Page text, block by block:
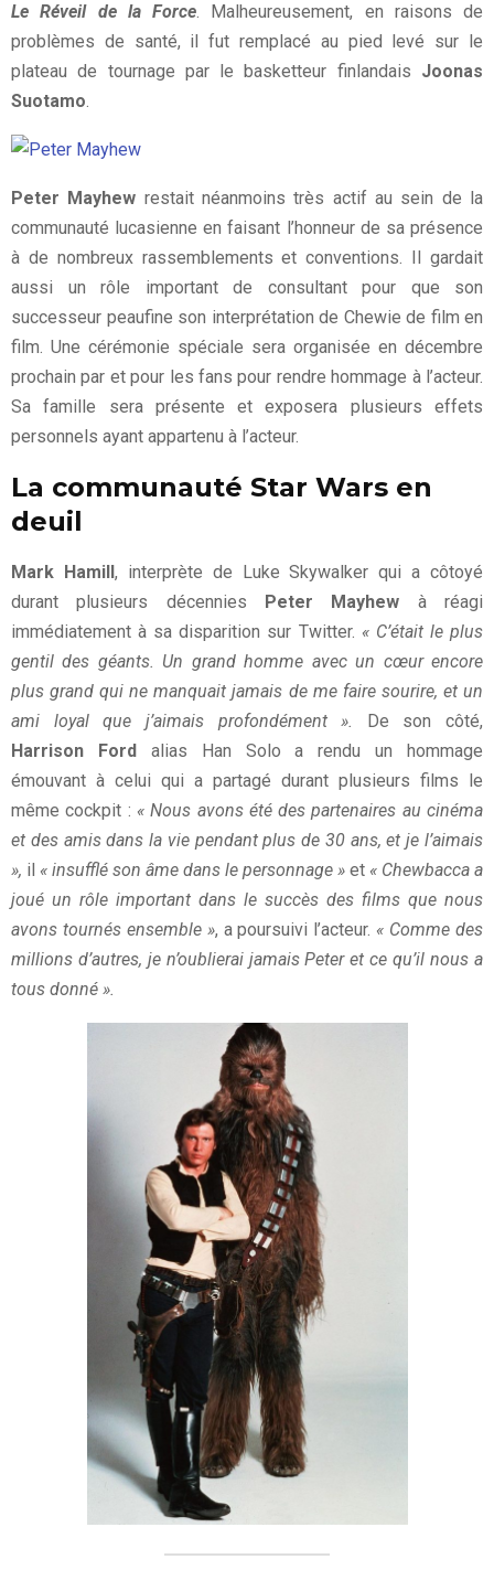
Le Réveil de la Force. Malheureusement, en raisons de
problèmes de santé, il fut remplacé au pied levé sur le
plateau de tournage par le basketteur finlandais Joonas
Suotamo.
Peter Mayhew restait néanmoins très actif au sein de la
communauté lucasienne en faisant l’honneur de sa présence
à de nombreux rassemblements et conventions. Il gardait
aussi un rôle important de consultant pour que son
successeur peaufine son interprétation de Chewie de film en
film. Une cérémonie spéciale sera organisée en décembre
prochain par et pour les fans pour rendre hommage à l’acteur.
Sa famille sera présente et exposera plusieurs effets
personnels ayant appartenu à l’acteur.
La communauté Star Wars en
deuil
Mark Hamill, interprète de Luke Skywalker qui a côtoyé
durant plusieurs décennies Peter Mayhew à réagi
immédiatement à sa disparition sur Twitter. « C’était le plus
gentil des géants. Un grand homme avec un cœur encore
plus grand qui ne manquait jamais de me faire sourire, et un
ami loyal que j’aimais profondément ». De son côté,
Harrison Fordalias Han Solo a rendu un hommage
émouvant à celui qui a partagé durant plusieurs films le
même cockpit : « Nous avons été des partenaires au cinéma
et des amis dans la vie pendant plus de 30 ans, et je l’aimais
», il « insufflé son âme dans le personnage » et « Chewbacca a
joué un rôle important dans le succès des films que nous
avons tournés ensemble », a poursuivi l’acteur. « Comme des
millions d’autres, je n’oublierai jamais Peter et ce qu’il nous a
tous donné ».